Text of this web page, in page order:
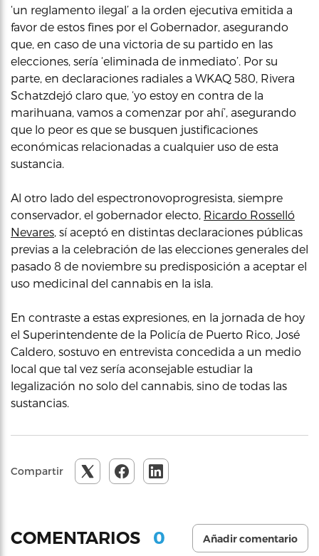
‘un reglamento ilegal’ a la orden ejecutiva emitida a
favor de estos fines por el Gobernador, asegurando
que, en caso de una victoria de su partido en las
elecciones, sería ‘eliminada de inmediato’. Por su
parte, en declaraciones radiales a WKAQ 580, Rivera
Schatzdejó claro que, ‘yo estoy en contra de la
marihuana, vamos a comenzar por ahí’, asegurando
que lo peor es que se busquen justificaciones
económicas relacionadas a cualquier uso de esta
sustancia.
Al otro lado del espectronovoprogresista, siempre
conservador, el gobernador electo, Ricardo Rosselló
Nevares , sí aceptó en distintas declaraciones públicas
previas a la celebración de las elecciones generales del
pasado 8 de noviembre su predisposición a aceptar el
uso medicinal del cannabis en la isla.
En contraste a estas expresiones, en la jornada de hoy
el Superintendente de la Policía de Puerto Rico, José
Caldero, sostuvo en entrevista concedida a un medio
local que tal vez sería aconsejable estudiar la
legalización no solo del cannabis, sino de todas las
sustancias.
Compartir
COMENTARIOS 0 Añadir comentario